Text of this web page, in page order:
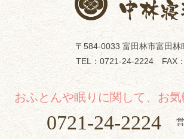
〒584-0033 富田林市富田林
TEL：0721-24-2224FAX：
おふとんや眠りに関して、お気
0721-24-2224